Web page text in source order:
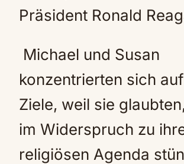
Präsident Ronald
Michael und Susan
konzentrierten sich
Ziele, weil sie
im Widerspruch zu
religiösen Agenda